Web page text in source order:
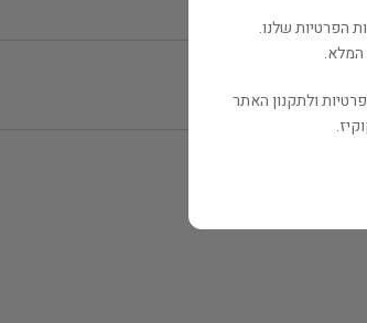
הפרטיות שלנו.
המלא.
ולתקנון האתר